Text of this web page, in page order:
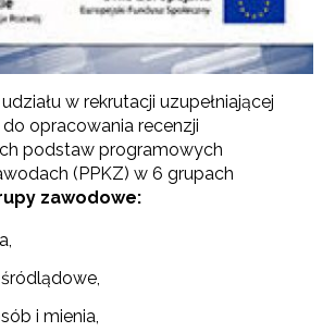
w rekrutacji uzupełniającej
opracowania recenzji
podstaw programowych
(PPKZ) w 6 grupach
zawodowe:
i mienia,